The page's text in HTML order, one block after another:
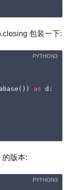
包装一下:
()) as d :
的版本: